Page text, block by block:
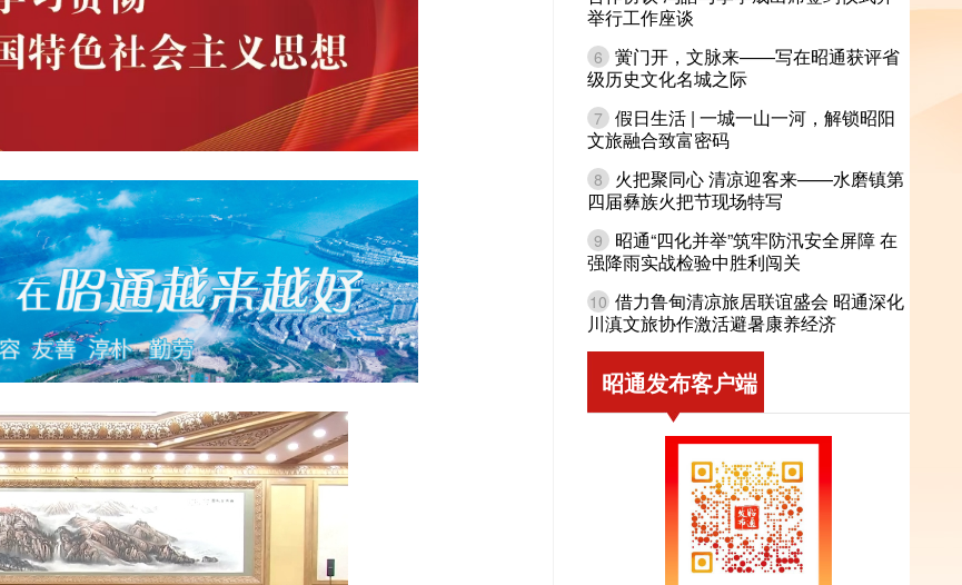
举行工作座谈
6 黉门开，文脉来——写在昭通获评省
级历史文化名城之际
7 假日生活 | 一城一山一河，解锁昭阳
文旅融合致富密码
8
火把聚同心 清凉迎客来——水磨镇第
四届彝族火把节现场特写
9
昭通“四化并举”筑牢防汛安全屏障 在
强降雨实战检验中胜利闯关
10 借力鲁甸清凉旅居联谊盛会 昭通深化
川滇文旅协作激活避暑康养经济
昭通发布客户端